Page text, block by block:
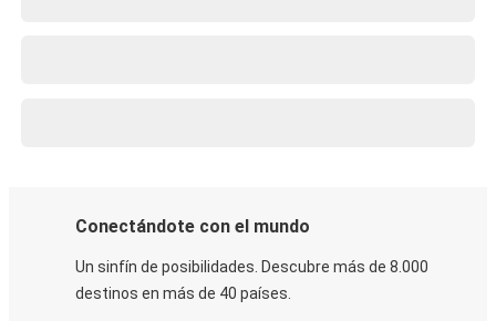
Conectándote con el mundo
Un sinfín de posibilidades. Descubre más de 8.000
destinos en más de 40 países.